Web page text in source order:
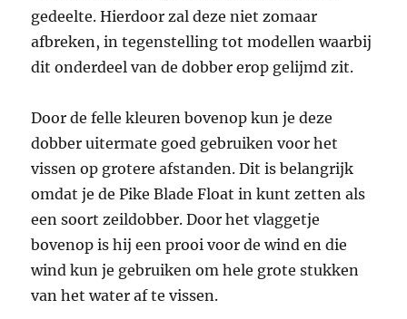
gedeelte. Hierdoor zal deze niet zomaar
afbreken, in tegenstelling tot modellen waarbij
dit onderdeel van de dobber erop gelijmd zit.
Door de felle kleuren bovenop kun je deze
dobber uitermate goed gebruiken voor het
vissen op grotere afstanden. Dit is belangrijk
omdat je de Pike Blade Float in kunt zetten als
een soort zeildobber. Door het vlaggetje
bovenop is hij een prooi voor de wind en die
wind kun je gebruiken om hele grote stukken
van het water af te vissen.